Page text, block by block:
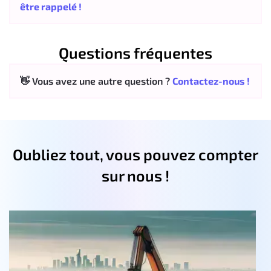
être rappelé !
Questions fréquentes
👋 Vous avez une autre question ? Contactez-nous !
Oubliez tout, vous pouvez compter
sur nous !